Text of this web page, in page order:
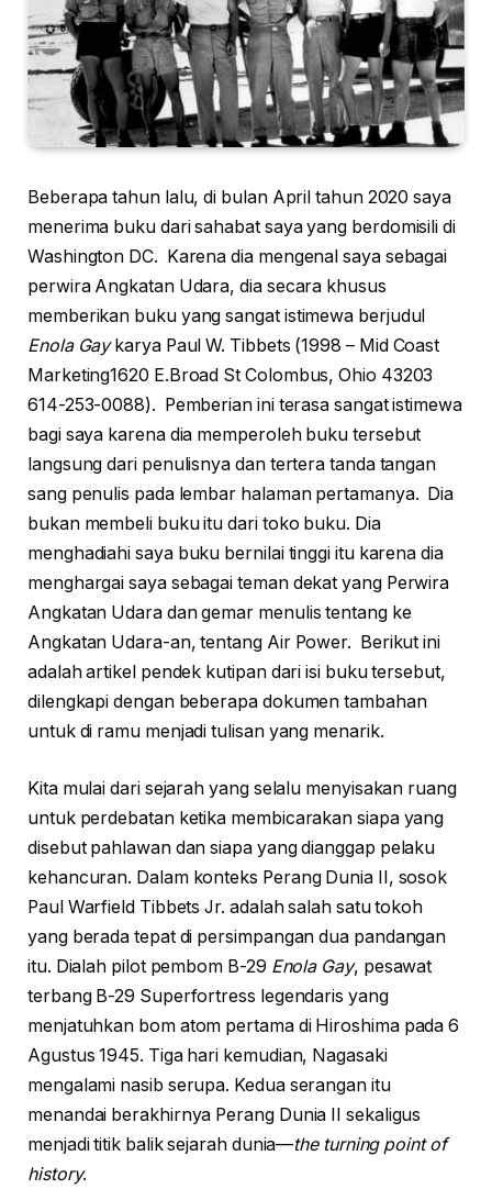
Beberapa tahun lalu, di bulan April tahun 2020 saya
menerima buku dari sahabat saya yang berdomisili di
Washington DC. Karena dia mengenal saya sebagai
perwira Angkatan Udara, dia secara khusus
memberikan buku yang sangat istimewa berjudul
Enola Gaykarya Paul W. Tibbets (1998 – Mid Coast
Marketing1620 E.Broad St Colombus, Ohio 43203
614-253-0088). Pemberian ini terasa sangat istimewa
bagi saya karena dia memperoleh buku tersebut
langsung dari penulisnya dan tertera tanda tangan
sang penulis pada lembar halaman pertamanya. Dia
bukan membeli buku itu dari toko buku. Dia
menghadiahi saya buku bernilai tinggi itu karena dia
menghargai saya sebagai teman dekat yang Perwira
Angkatan Udara dan gemar menulis tentang ke
Angkatan Udara-an, tentang Air Power. Berikut ini
adalah artikel pendek kutipan dari isi buku tersebut,
dilengkapi dengan beberapa dokumen tambahan
untuk di ramu menjadi tulisan yang menarik.
Kita mulai dari sejarah yang selalu menyisakan ruang
untuk perdebatan ketika membicarakan siapa yang
disebut pahlawan dan siapa yang dianggap pelaku
kehancuran. Dalam konteks Perang Dunia II, sosok
Paul Warfield Tibbets Jr. adalah salah satu tokoh
yang berada tepat di persimpangan dua pandangan
itu. Dialah pilot pembom B-29 Enola Gay, pesawat
terbang B-29 Superfortress legendaris yang
menjatuhkan bom atom pertama di Hiroshima pada 6
Agustus 1945. Tiga hari kemudian, Nagasaki
mengalami nasib serupa. Kedua serangan itu
menandai berakhirnya Perang Dunia II sekaligus
menjadi titik balik sejarah dunia—the turning point of
history.